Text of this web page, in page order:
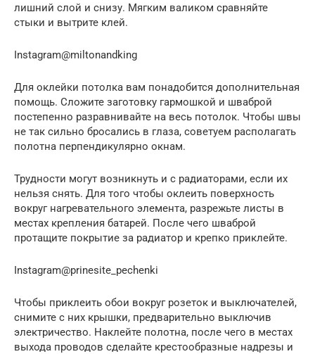
лишний слой и снизу. Мягким валиком сравняйте
стыки и вытрите клей.
Instagram@miltonandking
Для оклейки потолка вам понадобится дополнительная
помощь. Сложите заготовку гармошкой и шваброй
постепенно разравнивайте на весь потолок. Чтобы швы
не так сильно бросались в глаза, советуем располагать
полотна перпендикулярно окнам.
Трудности могут возникнуть и с радиаторами, если их
нельзя снять. Для того чтобы оклеить поверхность
вокруг нагревательного элемента, разрежьте листы в
местах крепления батарей. После чего шваброй
протащите покрытие за радиатор и крепко приклейте.
Instagram@prinesite_pechenki
Чтобы приклеить обои вокруг розеток и выключателей,
снимите с них крышки, предварительно выключив
электричество. Наклейте полотна, после чего в местах
выхода проводов сделайте крестообразные надрезы и